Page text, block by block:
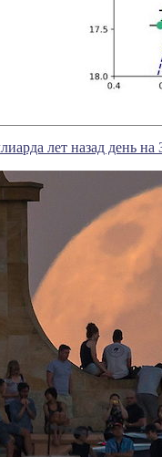
лет назад день